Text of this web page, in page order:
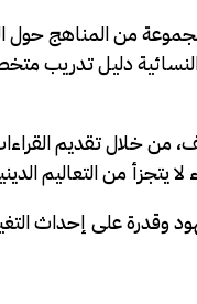
من المناهج حول
دليل تدريب
من خلال تقديم
يتجزأ من التعاليم